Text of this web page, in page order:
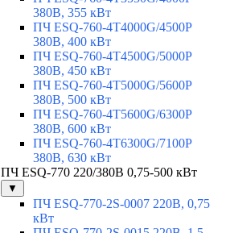
380В, 355 кВт
ПЧ ESQ-760-4T4000G/4500P
380В, 400 кВт
ПЧ ESQ-760-4T4500G/5000P
380В, 450 кВт
ПЧ ESQ-760-4T5000G/5600P
380В, 500 кВт
ПЧ ESQ-760-4T5600G/6300P
380В, 600 кВт
ПЧ ESQ-760-4T6300G/7100P
380В, 630 кВт
ПЧ ESQ-770 220/380В 0,75-500 кВт
▼
ПЧ ESQ-770-2S-0007 220В, 0,75
кВт